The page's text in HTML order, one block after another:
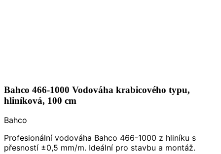
Bahco 466-1000 Vodováha krabicového typu,
hliníková, 100 cm
Bahco
Profesionální vodováha Bahco 466-1000 z hliníku s
přesností ±0,5 mm/m. Ideální pro stavbu a montáž.